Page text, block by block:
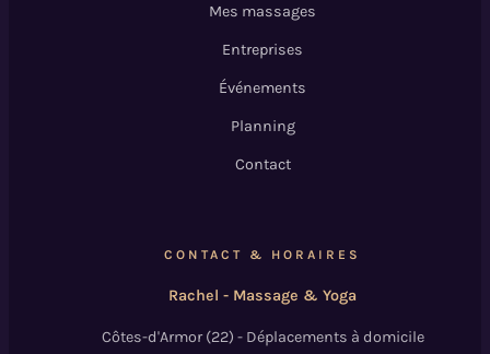
Mes massages
Entreprises
Événements
Planning
Contact
CONTACT & HORAIRES
Rachel - Massage & Yoga
Côtes-d'Armor (22) - Déplacements à domicile